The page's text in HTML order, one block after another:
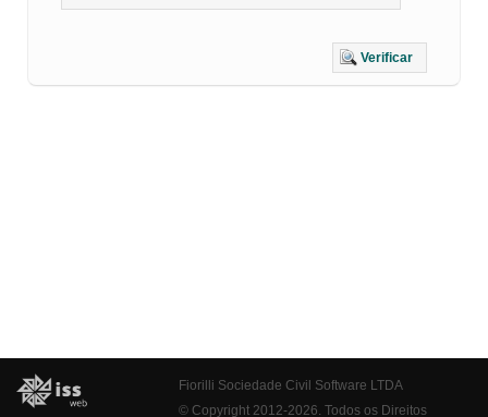
Verificar
Fiorilli Sociedade Civil Software LTDA
© Copyright 2012-2026. Todos os Direitos